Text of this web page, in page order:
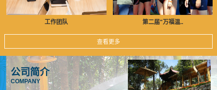
工作团队 第二届"万福温..
查看更多
公司简介
COMPANY